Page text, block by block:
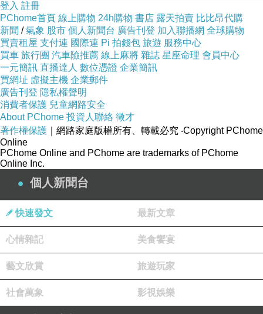
威爾剛
2019-12-16 10:14:24
感謝分享!
男人必須有的http://www.yyj.tw/
特
2016-05-04 23:40:04
破西瓜上榜了 國文老師很開心
看更多回應
登入 註冊
PChome首頁 線上購物 24h購物 書店 露天拍賣 比比昂代購
新聞 /氣象 股市 個人新聞台 廣告刊登 加入聯播網 全球購物
買賣租屋 支付連 國際連 Pi 拍錢包 旅遊 服務中心
買車 旅行團 汽車險推薦 線上麻將 雜誌 星座命理 會員中心
一元簡訊 直播達人 數位憑證 企業簡訊
買網址 虛擬主機 企業郵件
廣告刊登 隱私權聲明
消費者保護 兒童網路安全
About PChome 投資人聯絡 徵才
著作權保護 ｜網路家庭版權所有、轉載必究 ‧Copyright PChome
Online
PChome Online and PChome are trademarks of PChome
Online Inc.
個人新聞台
快速發文 最新文章
心情雜記 美食饗宴
藝文欣賞 旅遊玩家
社會萬象 影視娛樂